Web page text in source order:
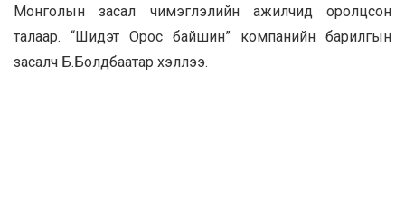
Монголын засал чимэглэлийн ажилчид оролцсон
талаар. “Шидэт Орос байшин” компанийн барилгын
засалч Б.Болдбаатар хэллээ.